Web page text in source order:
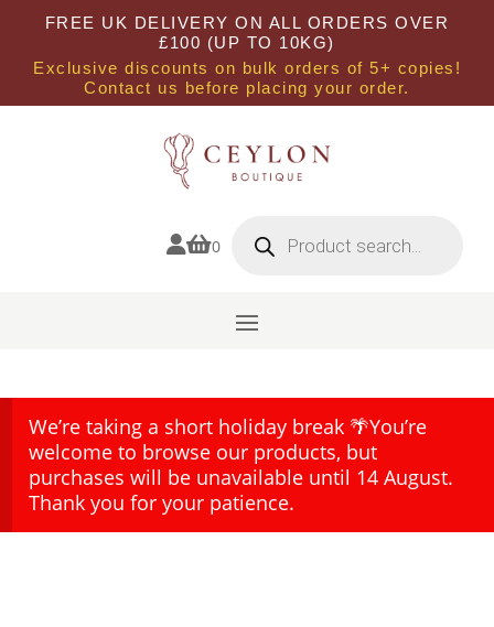
FREE UK DELIVERY ON ALL ORDERS OVER
£100 (UP TO 10KG)
Exclusive discounts on bulk orders of 5+ copies!
Contact us before placing your order.
0 search
We’re taking a short holiday break 🌴You’re
welcome to browse our products, but
purchases will be unavailable until 14 August.
Thank you for your patience.